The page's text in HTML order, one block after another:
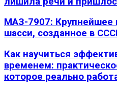
МАЗ-7907: Крупнейшее
шасси, созданное в
Как научиться
временем:
которое реально